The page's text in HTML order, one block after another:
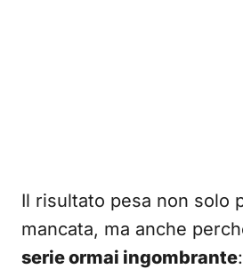
Il risultato pesa non solo
mancata, ma anche
serie ormai ingombrante